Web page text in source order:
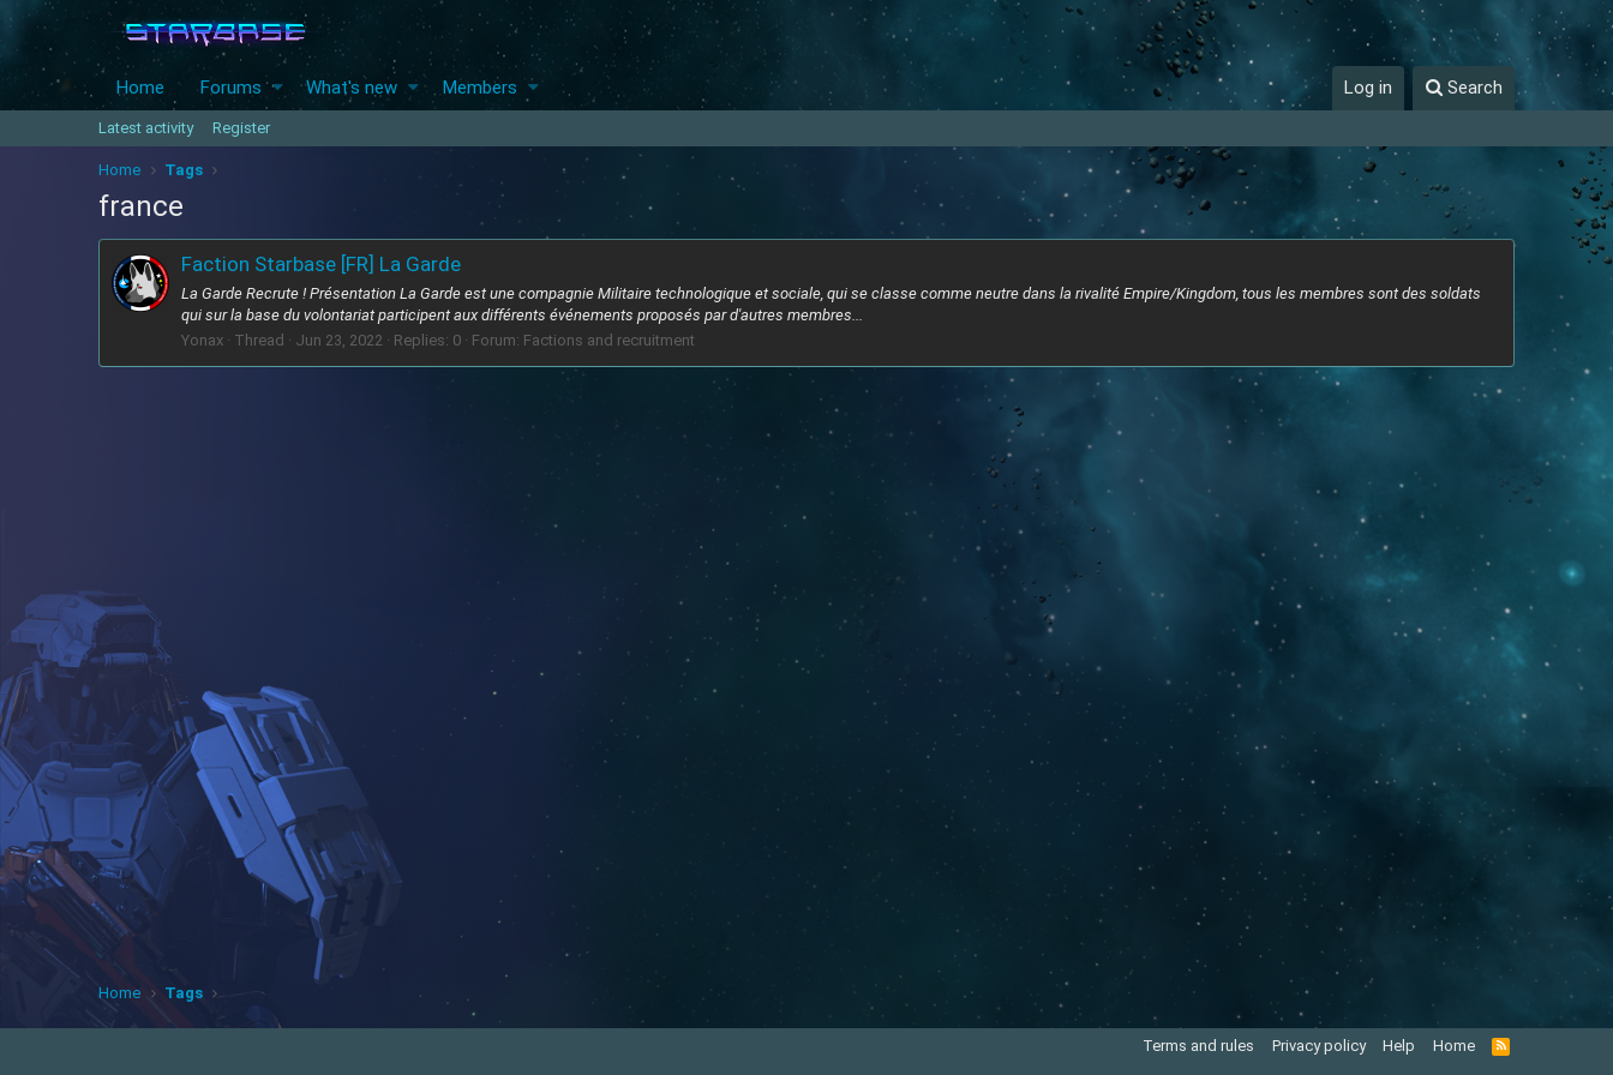
Home Forums What's new Members Log in Search
Latest activity Register
Home Tags
france
Faction Starbase [FR] La Garde
La Garde Recrute ! Présentation La Garde est une compagnie Militaire technologique et sociale, qui se classe comme neutre dans la rivalité Empire/Kingdom, tous les membres sont des soldats
qui sur la base du volontariat participent aux différents événements proposés par d'autres membres...
Yonax
Thread Jun 23, 2022 Replies: 0 Forum: Factions and recruitment
Home Tags
Terms and rules Privacy policy Help Home
R
S